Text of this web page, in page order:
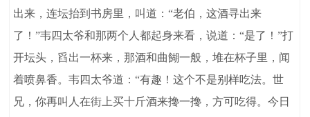
出来，连坛抬到书房里，叫道：“老伯，这酒寻出来
了！”韦四太爷和那两个人都起身来看，说道：“是了！”打
开坛头，舀出一杯来，那酒和曲餬一般，堆在杯子里，闻
着喷鼻香。韦四太爷道：“有趣！这个不是别样吃法。世
兄，你再叫人在街上买十斤酒来搀一搀，方可吃得。今日